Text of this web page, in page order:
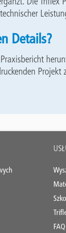
Details?
Projekt
FAQ